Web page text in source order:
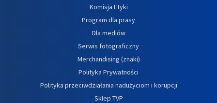
Komisja Etyki
Program dla prasy
Dla mediów
Serwis fotograficzny
Merchandising (znaki)
Polityka Prywatności
Polityka przeciwdziałania nadużyciom i korupcji
Sklep TVP